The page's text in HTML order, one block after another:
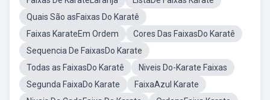
Quais São asFaixas Do Karatê
Faixas KarateEm Ordem
Cores Das FaixasDo Karatê
Sequencia De FaixasDo Karate
Todas as FaixasDo Karatê
Niveis Do-Karate Faixas
Segunda FaixaDo Karate
FaixaAzul Karate